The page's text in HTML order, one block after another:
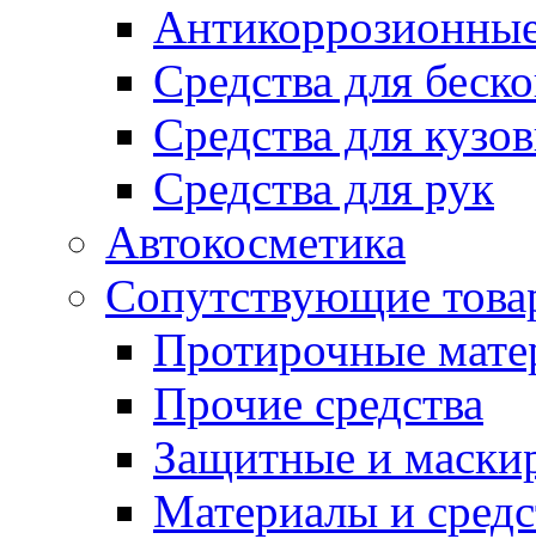
Средства для
Средства для
Средства для рук
Автокосметика
Сопутствующие
Протирочные
Прочие средства
Защитные и
Материалы и